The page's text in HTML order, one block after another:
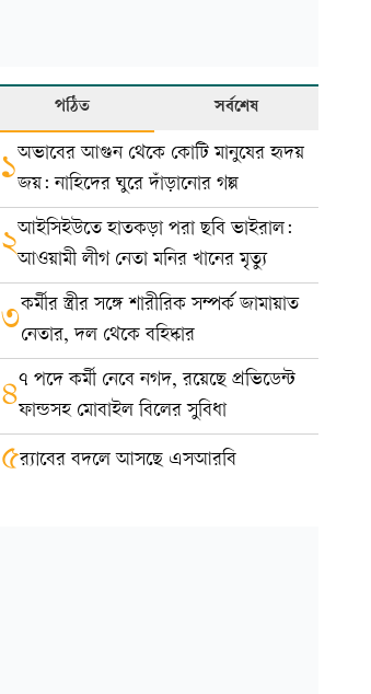
পঠিত সর্বশেষ
১অভাবের আগুন থেকে কোটি মানুষের হৃদয়
জয়: নাহিদের ঘুরে দাঁড়ানোর গল্প
২আইসিইউতে হাতকড়া পরা ছবি ভাইরাল:
আওয়ামী লীগ নেতা মনির খানের মৃত্যু
৩কর্মীর স্ত্রীর সঙ্গে শারীরিক সম্পর্ক জামায়াত
নেতার, দল থেকে বহিষ্কার
৪৭ পদে কর্মী নেবে নগদ, রয়েছে প্রভিডেন্ট
ফান্ডসহ মোবাইল বিলের সুবিধা
৫র‍্যাবের বদলে আসছে এসআরবি